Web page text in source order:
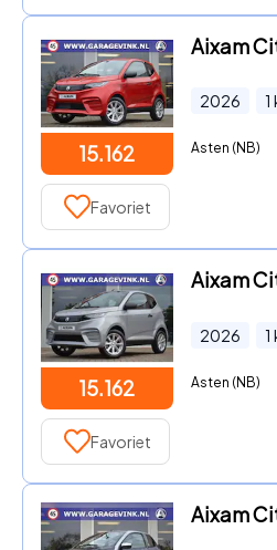
15.162
2026 1
Asten (NB)
Favoriet
15.162
2026 1
Asten (NB)
Favoriet